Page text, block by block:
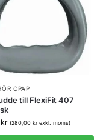
CPAP
till FlexiFit 407
kr (280,00 krexkl. moms)